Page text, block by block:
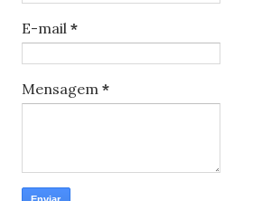
E-mail *
Mensagem *